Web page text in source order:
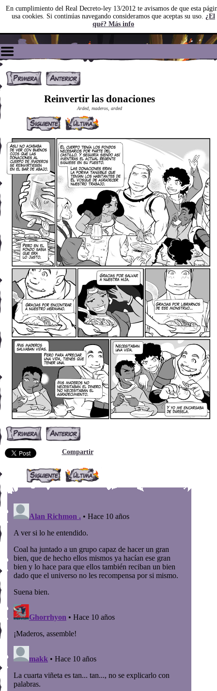
En cumplimiento del Real Decreto-ley 13/2012 te avisamos de que esta
usa cookies. Si continúas navegando consideramos que aceptas su uso. ¿El
qué? Más info
Reinvertir las donaciones
Arded, maderos, arded
Compartir